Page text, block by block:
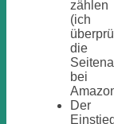
zählen
(ich
die
bei
Der